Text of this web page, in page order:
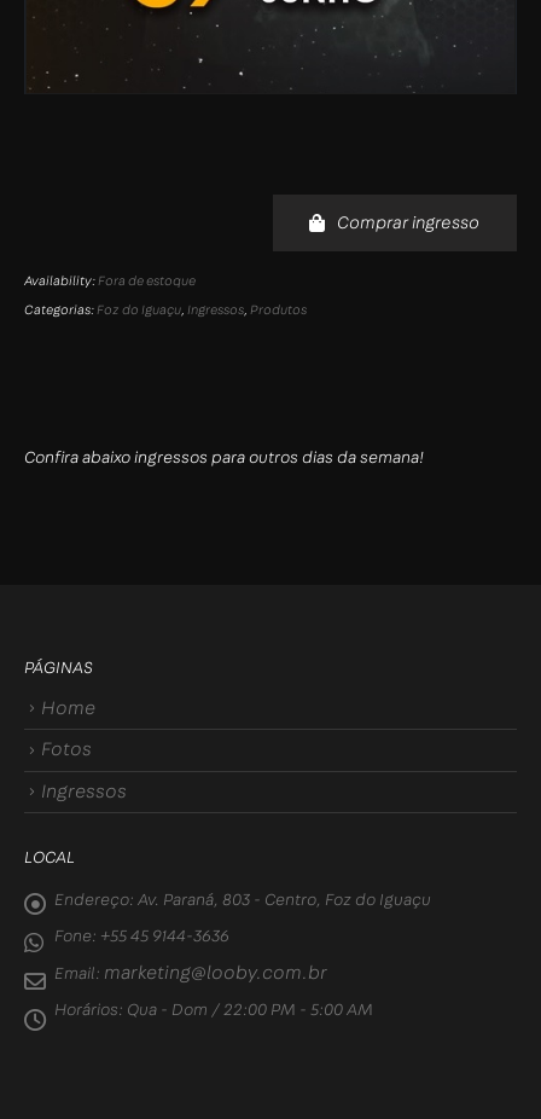
Comprar ingresso
Availability: Fora de estoque
Categorias: Foz do Iguaçu Ingressos Produtos
Confira abaixo ingressos para outros dias da semana!
PÁGINAS
Home
Fotos
Ingressos
LOCAL
Endereço: Av. Paraná, 803 - Centro, Foz do Iguaçu
Fone: +55 45 9144-3636
Email: marketing@looby.com.br
Horários: Qua - Dom / 22:00 PM - 5:00 AM